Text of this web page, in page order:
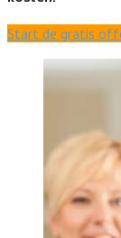
Start de gratis